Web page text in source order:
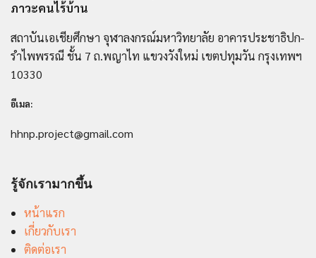
ภาวะคนไร้บ้าน
สถาบันเอเชียศึกษา จุฬาลงกรณ์มหาวิทยาลัย อาคารประชาธิปก-
รำไพพรรณี ชั้น 7 ถ.พญาไท แขวงวังใหม่ เขตปทุมวัน กรุงเทพฯ
10330
อีเมล:
hhnp.project@gmail.com
รู้จักเรามากขึ้น
หน้าแรก
เกี่ยวกับเรา
ติดต่อเรา